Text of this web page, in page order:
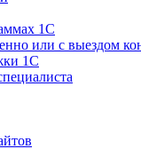
1С
или с выездом
1С